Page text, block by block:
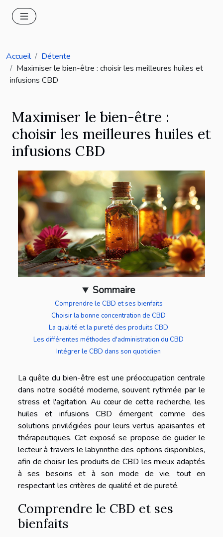
Accueil
Détente
Maximiser le bien-être : choisir les meilleures huiles et
infusions CBD
Maximiser le bien-être :
choisir les meilleures huiles et
infusions CBD
Sommaire
Comprendre le CBD et ses bienfaits
Choisir la bonne concentration de CBD
La qualité et la pureté des produits CBD
Les différentes méthodes d'administration du CBD
Intégrer le CBD dans son quotidien
La quête du bien-être est une préoccupation centrale
dans notre société moderne, souvent rythmée par le
stress et l'agitation. Au cœur de cette recherche, les
huiles et infusions CBD émergent comme des
solutions privilégiées pour leurs vertus apaisantes et
thérapeutiques. Cet exposé se propose de guider le
lecteur à travers le labyrinthe des options disponibles,
afin de choisir les produits de CBD les mieux adaptés
à ses besoins et à son mode de vie, tout en
respectant les critères de qualité et de pureté.
Comprendre le CBD et ses
bienfaits